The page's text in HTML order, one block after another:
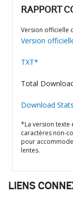
RAPPORT
Version officielle
Version
TXT*
Total
Download Stats
*La version texte
caractères non-
pour
lentes.
LIENS